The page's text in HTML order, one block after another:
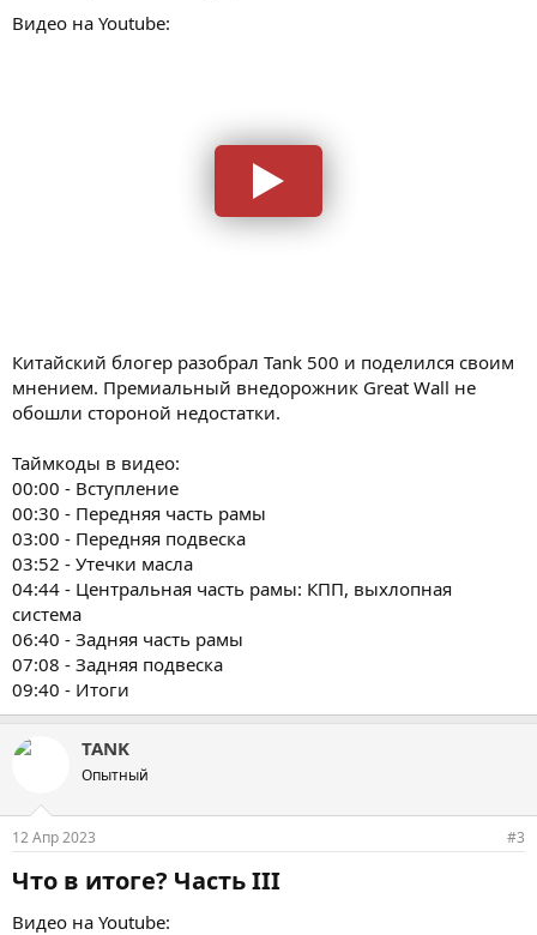
Видео на Youtube:
Китайский блогер разобрал Tank 500 и поделился своим
мнением. Премиальный внедорожник Great Wall не
обошли стороной недостатки.
Таймкоды в видео:
00:00 - Вступление
00:30 - Передняя часть рамы
03:00 - Передняя подвеска
03:52 - Утечки масла
04:44 - Центральная часть рамы: КПП, выхлопная
система
06:40 - Задняя часть рамы
07:08 - Задняя подвеска
09:40 - Итоги
TANK
Опытный
12 Апр 2023 #3
Что в итоге? Часть III​
Видео на Youtube: